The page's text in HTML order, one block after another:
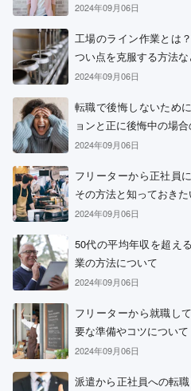
2024年09月06日
工場のライン作業とは
つい点を克服する方法
2024年09月06日
転職で後悔しないため
ョンと正に後悔中の場
2024年09月06日
フリーターから正社員
その方法と知っておきた
2024年09月06日
50代の平均年収を超え
業の方法について
2024年09月06日
フリーターから就職し
要な準備やコツについて
2024年09月06日
派遣から正社員への転